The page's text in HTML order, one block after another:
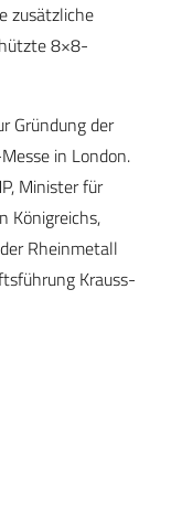
zusätzliche
8×8-
Gründung der
in London.
Minister für
Königreichs,
Rheinmetall
Krauss-